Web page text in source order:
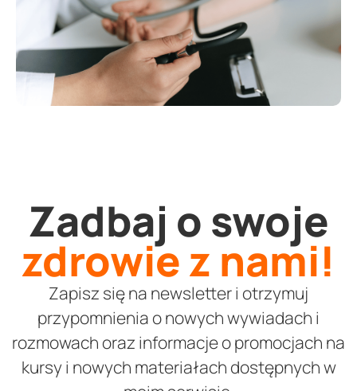
Zadbaj o swoje
zdrowie z nami!
Zapisz się na newsletter i otrzymuj
przypomnienia o nowych wywiadach i
rozmowach oraz informacje o promocjach na
kursy i nowych materiałach dostępnych w